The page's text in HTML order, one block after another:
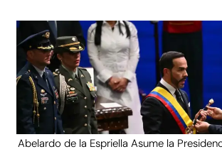
Abelardo de la Espriella Asume la